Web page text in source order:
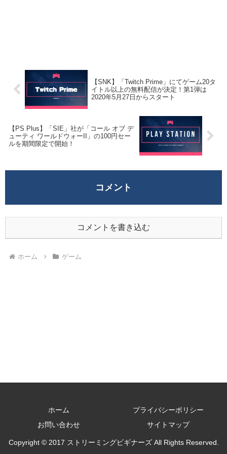
【SNK】「Twitch Prime」にてゲーム20タ
イトル以上の無料配信が決定！第1弾は
2020年5月27日からスタート
【PS Plus】「SIE」社が「コール オブ デ
ューティ ワールドウォーII」の100円セー
ルを期間限定で開始！
コメント
コメントを書き込む
ホーム ゲーム
ホーム
プライバシーポリシー
お問い合わせ
サイトマップ
Copyright © 2017 ストリーミングビギナーズ All Rights Reserved.